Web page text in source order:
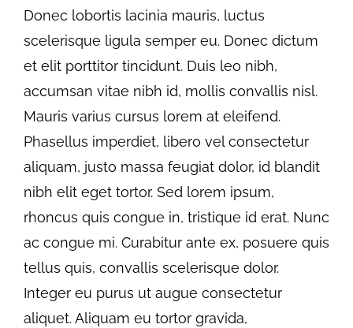
Donec lobortis lacinia mauris, luctus
scelerisque ligula semper eu. Donec dictum
et elit porttitor tincidunt. Duis leo nibh,
accumsan vitae nibh id, mollis convallis nisl.
Mauris varius cursus lorem at eleifend.
Phasellus imperdiet, libero vel consectetur
aliquam, justo massa feugiat dolor, id blandit
nibh elit eget tortor. Sed lorem ipsum,
rhoncus quis congue in, tristique id erat. Nunc
ac congue mi. Curabitur ante ex, posuere quis
tellus quis, convallis scelerisque dolor.
Integer eu purus ut augue consectetur
aliquet. Aliquam eu tortor gravida,